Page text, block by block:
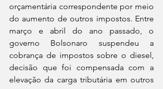
orçamentária correspondente por meio
do aumento de outros impostos. Entre
março e abril do ano passado, o
governo Bolsonaro suspendeu a
cobrança de impostos sobre o diesel,
decisão que foi compensada com a
elevação da carga tributária em outros